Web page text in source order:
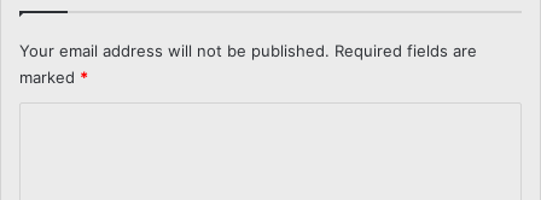
Your email address will not be published. Required fields are
marked *